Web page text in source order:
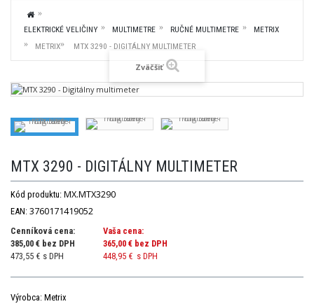
ELEKTRICKÉ VELIČINY MULTIMETRE RUČNÉ MULTIMETRE
METRIX
METRIX
MTX 3290 - DIGITÁLNY MULTIMETER
Zväčšiť
MTX 3290 - DIGITÁLNY MULTIMETER
Kód produktu: MX.MTX3290
EAN: 3760171419052
Cenníková cena:
385,00 € bez DPH
473,55 € s DPH
Vaša cena:
365,00 € bez DPH
448,95 € s DPH
Výrobca: Metrix